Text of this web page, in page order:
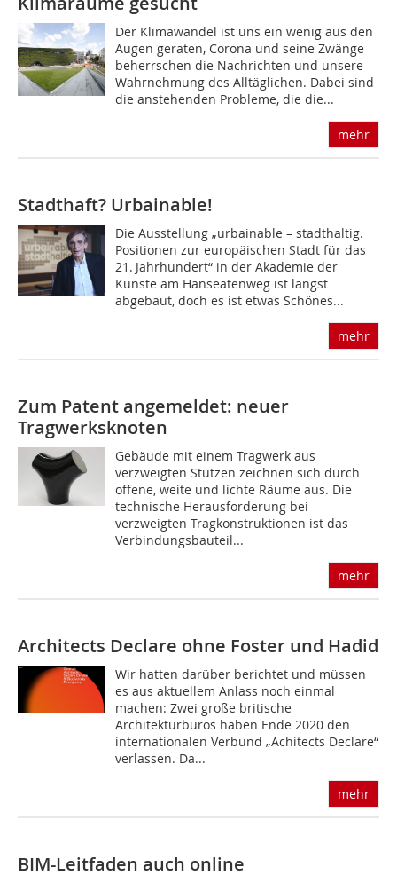
Der Klimawandel ist uns ein wenig aus den
Augen geraten, Corona und seine Zwänge
beherrschen die Nachrichten und unsere
Wahrnehmung des Alltäglichen. Dabei sind
die anstehenden Probleme, die die...
mehr
Stadthaft? Urbainable!
Die Ausstellung „urbainable – stadthaltig.
Positionen zur europäischen Stadt für das
21. Jahrhundert“ in der Akademie der
Künste am Hansea­tenweg ist längst
abgebaut, doch es ist etwas Schönes...
mehr
Zum Patent angemeldet: neuer
Tragwerksknoten
Gebäude mit einem Tragwerk aus
verzweigten Stützen zeichnen sich durch
offene, weite und lichte Räume aus. Die
technische Herausforderung bei
verzweigten Tragkonstruktionen ist das
Verbindungsbauteil...
mehr
Architects Declare ohne Foster und Hadid
Wir hatten darüber berichtet und müssen
es aus aktuellem Anlass noch einmal
machen: Zwei große britische
Architekturbüros haben Ende 2020 den
internationalen Verbund „Achitects Declare“
verlassen. Da...
mehr
BIM-Leitfaden auch online